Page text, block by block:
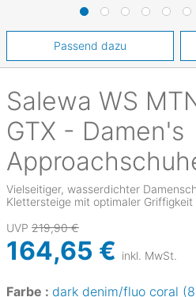
Salewa WS
GTX - Damen's
Vielseitiger, wasserdichter
Klettersteige mit optimaler Griffigkeit
UVP 219,90 €
164,65 € inkl. MwSt.
Farbe : dark denim/fluo coral
Passend dazu